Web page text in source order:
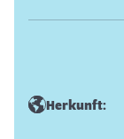
Herkunft: